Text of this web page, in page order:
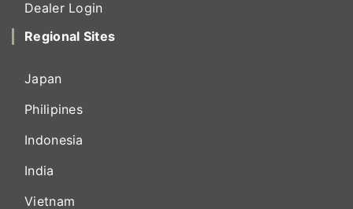
Dealer Login
Regional Sites
Japan
Philipines
Indonesia
India
Vietnam